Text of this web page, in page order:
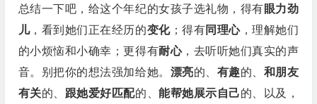
总结一下吧，给这个年纪的女孩子选礼物，得有眼力劲
儿，看到她们正在经历的变化；得有同理心，理解她们
的小烦恼和小确幸；更得有耐心，去听听她们真实的声
音。别把你的想法强加给她。 漂亮的、 有趣的、 和朋友
有关的、 跟她爱好匹配的、能帮她展示自己的、以及，